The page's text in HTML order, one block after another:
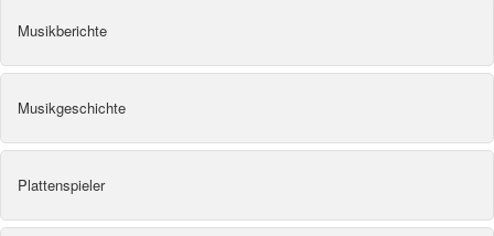
Musikberichte
Musikgeschichte
Plattenspieler